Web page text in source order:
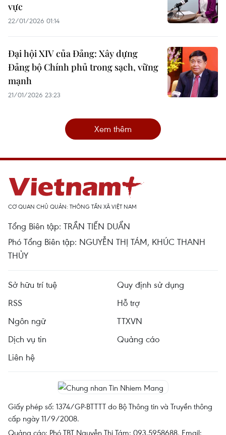
vực
22/01/2026 01:14
Đại hội XIV của Đảng: Xây dựng
Đảng bộ Chính phủ trong sạch, vững
mạnh
21/01/2026 23:23
Xem thêm
CƠ QUAN CHỦ QUẢN: THÔNG TẤN XÃ VIỆT NAM
Tổng Biên tập: TRẦN TIẾN DUẨN
Phó Tổng Biên tập: NGUYỄN THỊ TÁM, KHÚC THANH
THỦY
Sở hữu trí tuệ
Quy định sử dụng
RSS
Hỗ trợ
Ngôn ngữ
TTXVN
Dịch vụ tin
Quảng cáo
Liên hệ
Giấy phép số: 1374/GP-BTTTT do Bộ Thông tin và Truyền thông
cấp ngày 11/9/2008.
Quảng cáo: Phó TBT Nguyễn Thị Tám: 093.5958688, Email: